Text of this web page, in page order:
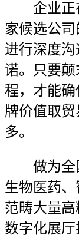
企业正在
家候选公
进行深度
诺。只要
程，才能
牌价值取
多。
做为全国
生物医药
范畴大量
数字化展厅